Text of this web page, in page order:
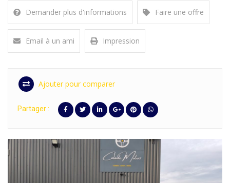
Demander plus d'informations Faire une offre
Email à un ami Impression
Ajouter pour comparer
Partager :